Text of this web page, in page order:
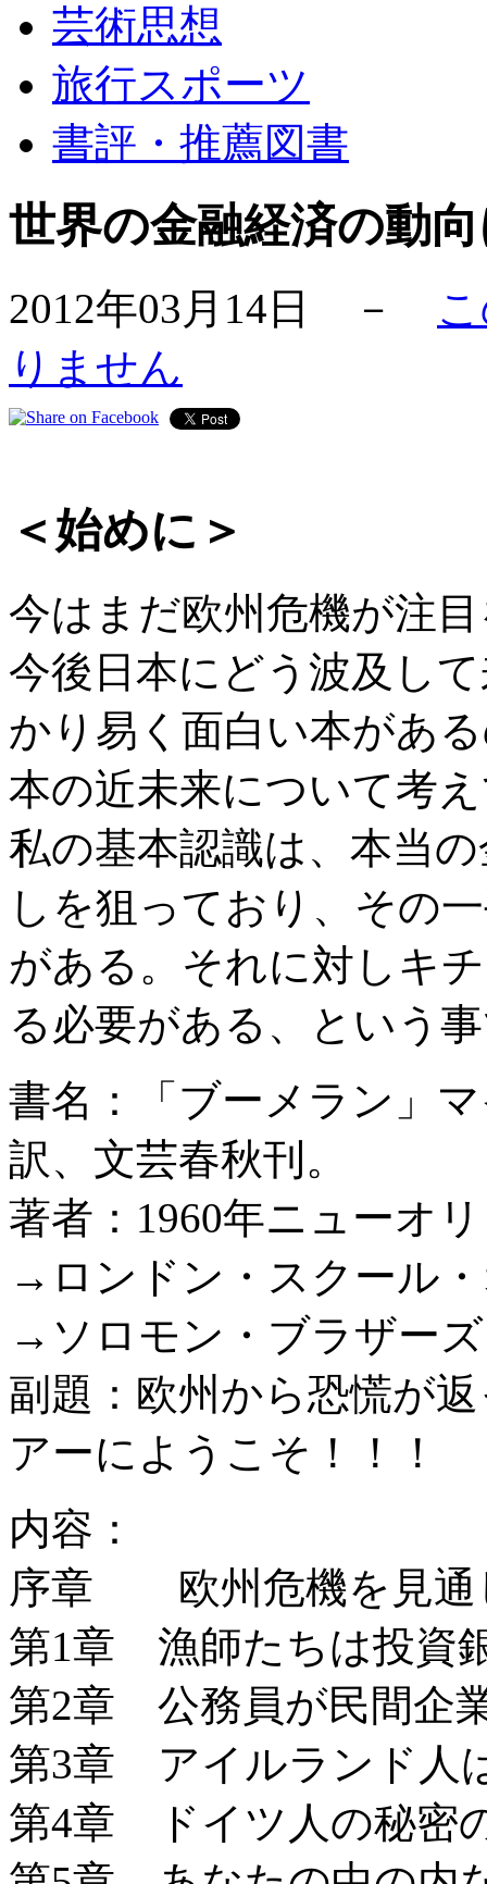
芸術思想
旅行スポーツ
書評・推薦図書
世界の金融経済の動
2012年03月14日 －
りません
＜始めに＞
今はまだ欧州危機が注
今後日本にどう波及し
かり易く面白い本があ
本の近未来について考
私の基本認識は、本当
しを狙っており、その
がある。それに対しキ
る必要がある、という
書名：「ブーメラン」
訳、文芸春秋刊。
著者：1960年ニューオ
→ロンドン・スクール
→ソロモン・ブラザー
副題：欧州から恐慌が
アーにようこそ！！！
内容：
序章 欧州危機を見通
第1章 漁師たちは投資
第2章 公務員が民間企
第3章 アイルランド人
第4章 ドイツ人の秘密